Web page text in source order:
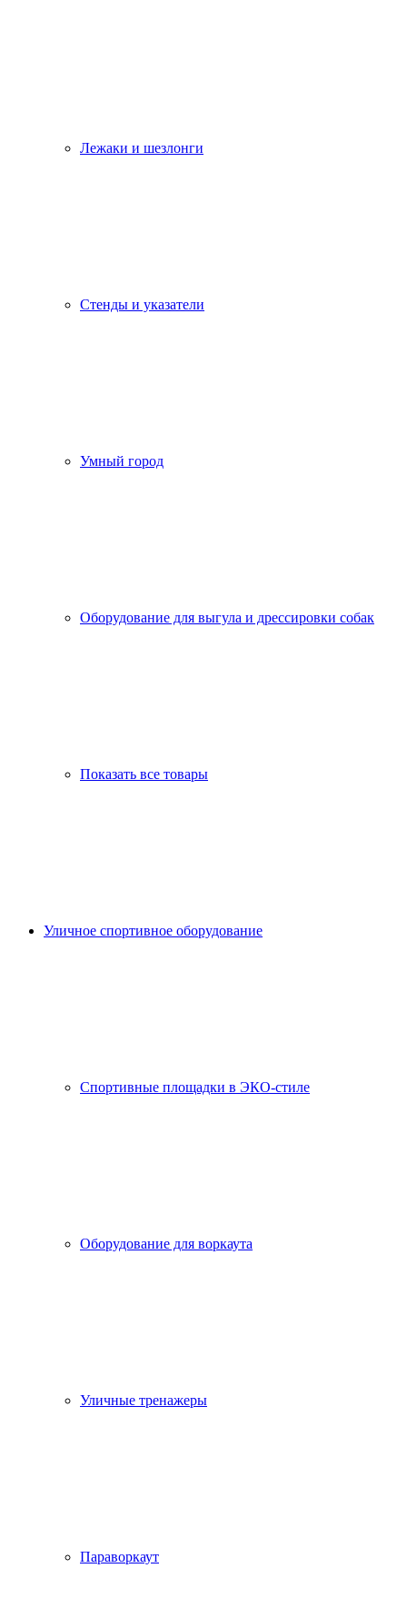
Лежаки и шезлонги
Стенды и указатели
Умный город
Оборудование для выгула и дрессировки собак
Показать все товары
Уличное спортивное оборудование
Спортивные площадки в ЭКО-стиле
Оборудование для воркаута
Уличные тренажеры
Параворкаут